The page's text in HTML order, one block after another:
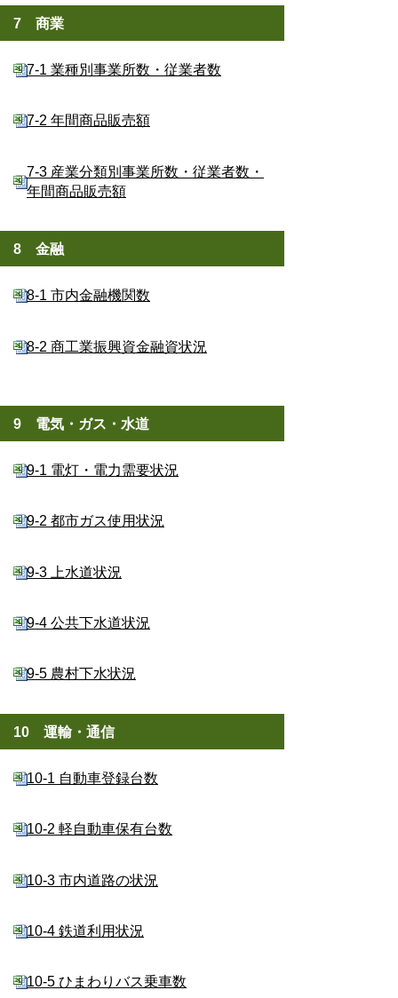
7 商業
7-1 業種別事業所数・従業者数
7-2 年間商品販売額
7-3 産業分類別事業所数・従業者数・
年間商品販売額
8 金融
8-1 市内金融機関数
8-2 商工業振興資金融資状況
9 電気・ガス・水道
9-1 電灯・電力需要状況
9-2 都市ガス使用状況
9-3 上水道状況
9-4 公共下水道状況
9-5 農村下水状況
10 運輸・通信
10-1 自動車登録台数
10-2 軽自動車保有台数
10-3 市内道路の状況
10-4 鉄道利用状況
10-5 ひまわりバス乗車数